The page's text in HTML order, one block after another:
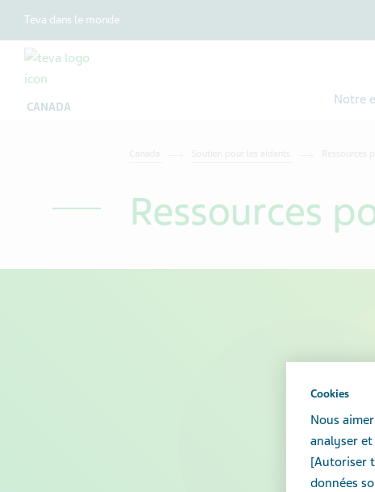
Teva dans le monde
Notre
CANADA
Ressources
Cookies
Nous
analyser
[Autoriser
données